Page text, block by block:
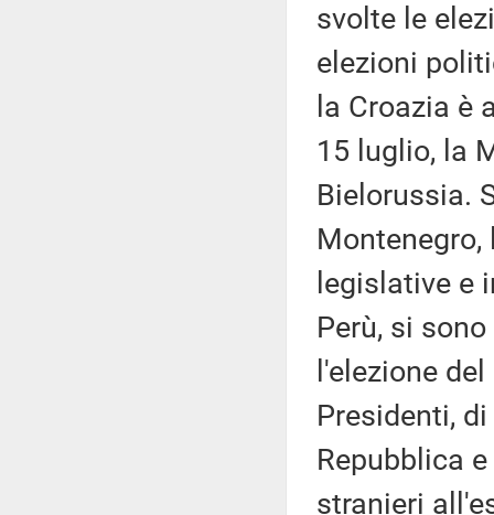
svolte le
elezioni
la Croazia è
15 luglio, la
Bielorussia.
legislative e
Perù, si
l'elezione
Presidenti,
Repubblica
stranieri